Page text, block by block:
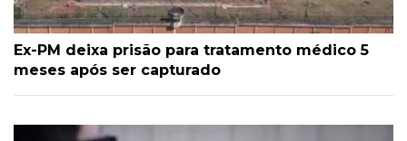
Ex-PM deixa prisão para tratamento médico 5
meses após ser capturado